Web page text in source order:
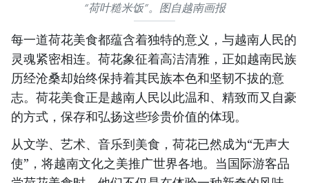
“荷叶糙米饭”。图自越南画报
每一道荷花美食都蕴含着独特的意义，与越南人民的
灵魂紧密相连。荷花象征着高洁清雅，正如越南民族
历经沧桑却始终保持着其民族本色和坚韧不拔的意
志。荷花美食正是越南人民以此温和、精致而又自豪
的方式，保存和弘扬这些珍贵价值的体现。
从文学、艺术、音乐到美食，荷花已然成为“无声大
使”，将越南文化之美推广世界各地。当国际游客品